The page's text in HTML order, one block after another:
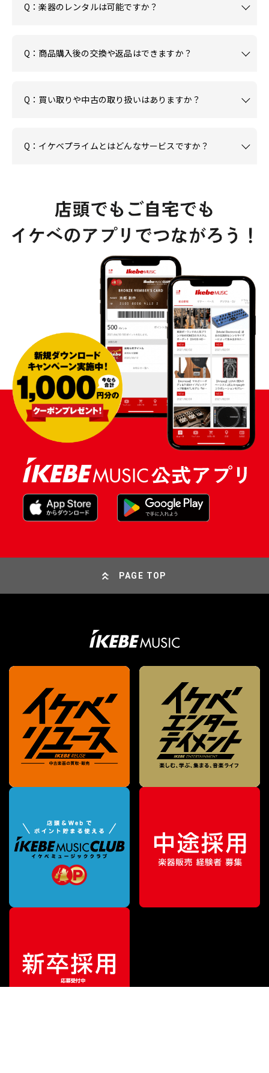
販売価格¥6,001（税込）
Q：楽器のレンタルは可能ですか？
Q：商品購入後の交換や返品はできますか？
Q：買い取りや中古の取り扱いはありますか？
Q：イケベプライムとはどんなサービスですか？
PAGE TOP